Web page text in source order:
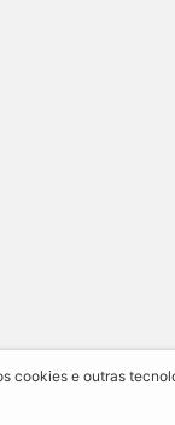
cookies e outras